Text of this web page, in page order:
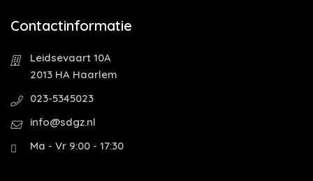
Contactinformatie
Leidsevaart 10A
2013 HA Haarlem
023-5345023
info@sdgz.nl
Ma - Vr 9:00 - 17:30